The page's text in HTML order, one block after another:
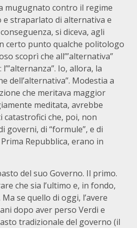
mugugnato contro il regime
e straparlato di alternativa e
si diceva, agli
certo punto qualche politologo
scoprì che all’”alternativa”
Io, allora, la
dell’alternativa”. Modestia a
che meritava maggior
meditata, avrebbe
che, poi, non
governi, di “formule”, e di
Repubblica, erano in
del suo Governo. Il primo.
che sia l’ultimo e, in fondo,
se quello di oggi, l’avere
dopo aver perso Verdi e
tradizionale del governo (il